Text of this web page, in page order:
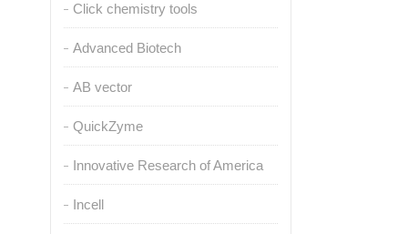
Click chemistry tools
Advanced Biotech
AB vector
QuickZyme
Innovative Research of America
Incell